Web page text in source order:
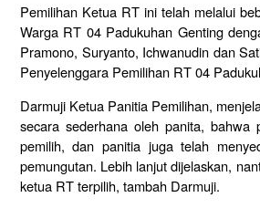
Pemilihan Ketua RT ini telah melalui
Warga RT 04 Padukuhan Genting
Pramono, Suryanto, Ichwanudin dan
Penyelenggara Pemilihan RT 04
Darmuji Ketua Panitia Pemilihan,
secara sederhana oleh panita, bahwa
pemilih, dan panitia juga telah
pemungutan. Lebih lanjut dijelaskan,
ketua RT terpilih, tambah Darmuji.